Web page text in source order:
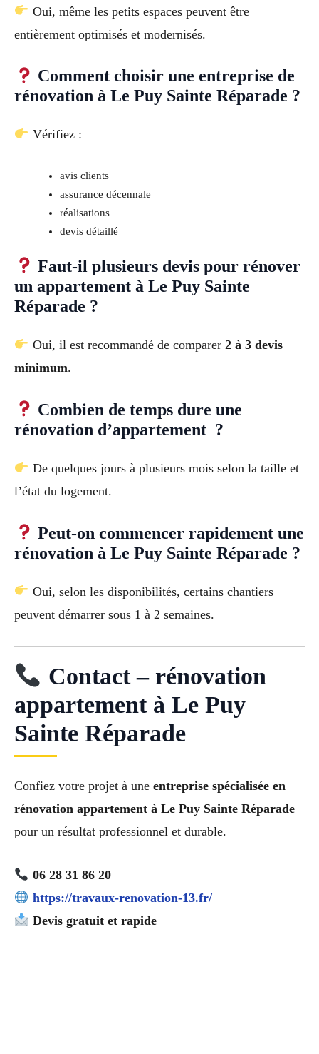
Oui, même les petits espaces peuvent être
entièrement optimisés et modernisés.
Comment choisir une entreprise de
rénovation à Le Puy Sainte Réparade ?
Vérifiez :
avis clients
assurance décennale
réalisations
devis détaillé
Faut-il plusieurs devis pour rénover
un appartement à Le Puy Sainte
Réparade ?
Oui, il est recommandé de comparer 2 à 3 devis
minimum.
Combien de temps dure une
rénovation d’appartement ?
De quelques jours à plusieurs mois selon la taille et
l’état du logement.
Peut-on commencer rapidement une
rénovation à Le Puy Sainte Réparade ?
Oui, selon les disponibilités, certains chantiers
peuvent démarrer sous 1 à 2 semaines.
Contact – rénovation
appartement à Le Puy
Sainte Réparade
Confiez votre projet à une entreprise spécialisée en
rénovation appartement à Le Puy Sainte Réparade
pour un résultat professionnel et durable.
06 28 31 86 20
https://travaux-renovation-13.fr/
Devis gratuit et rapide